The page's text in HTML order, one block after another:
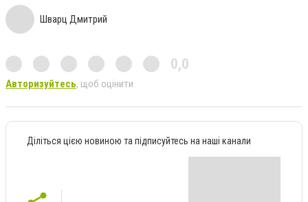
Шварц Дмитрий
0,0
Авторизуйтесь, щоб оцінити
Діліться цією новиною та підписуйтесь на наші канали